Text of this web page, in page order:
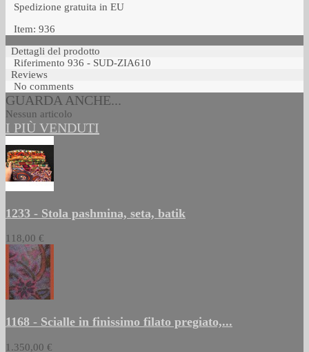
Spedizione gratuita in EU
Item: 936
Dettagli del prodotto
Riferimento 936 - SUD-ZIA610
Reviews
No comments
GUARDA ANCHE...
Nessun articolo
I PIÙ VENDUTI
1233 - Stola pashmina, seta, batik
118,00 €
1168 - Scialle in finissimo filato pregiato,...
1.350,00 €